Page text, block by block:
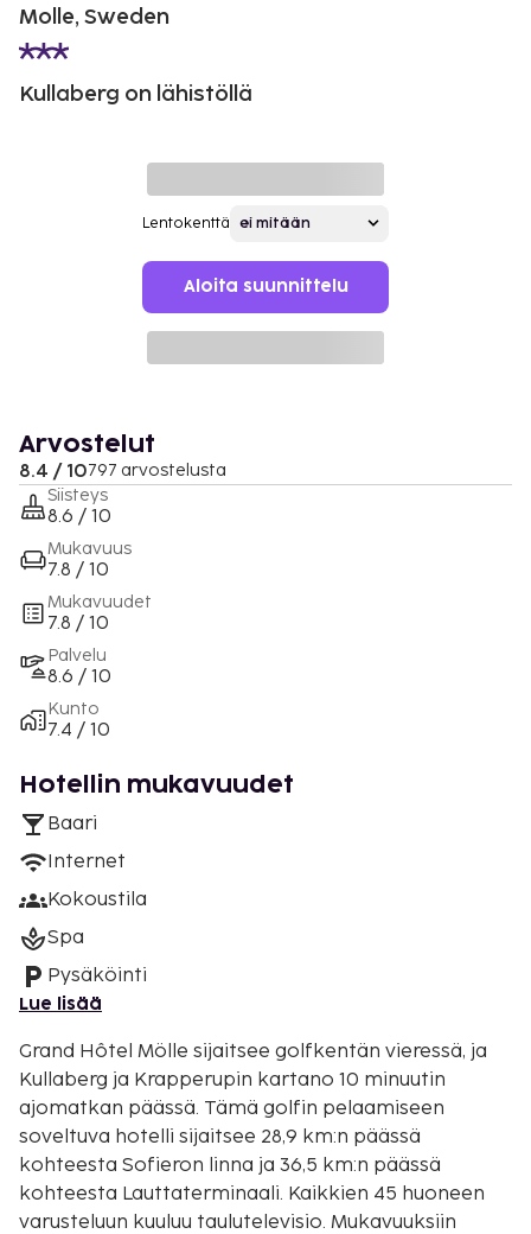
Molle, Sweden
Kullaberg on lähistöllä
Lentokenttä
Aloita suunnittelu
Arvostelut
8.4 / 10797 arvostelusta
Siisteys
8.6 / 10
Mukavuus
7.8 / 10
Mukavuudet
7.8 / 10
Palvelu
8.6 / 10
Kunto
7.4 / 10
Hotellin mukavuudet
Baari
Internet
Kokoustila
Spa
Pysäköinti
Lue lisää
Grand Hôtel Mölle sijaitsee golfkentän vieressä, ja
Kullaberg ja Krapperupin kartano 10 minuutin
ajomatkan päässä. Tämä golfin pelaamiseen
soveltuva hotelli sijaitsee 28,9 km:n päässä
kohteesta Sofieron linna ja 36,5 km:n päässä
kohteesta Lauttaterminaali. Kaikkien 45 huoneen
varusteluun kuuluu taulutelevisio. Mukavuuksiin